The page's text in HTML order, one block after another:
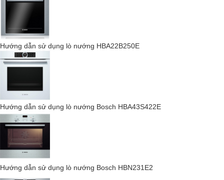
Dễ vệ sinh: làm mềm bụi bẩn.
Thiết bị vệ sinh humidClean hoàn hảo giúp bạn vệ sinh lò nướng
nhanh chóng và dễ dàng hằng ngày. Chỉ cần nhỏ một giọt xà
Hướng dẫn sử dụng lò nướng HBA22B250E
Hướng dẫn sử dụng lò nướng Bosch HBA43S422E
Hướng dẫn sử dụng lò nướng Bosch HBN231E2